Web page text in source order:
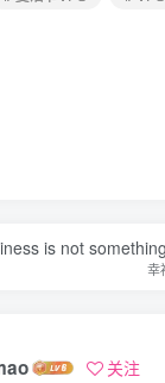
is not
幸
关注